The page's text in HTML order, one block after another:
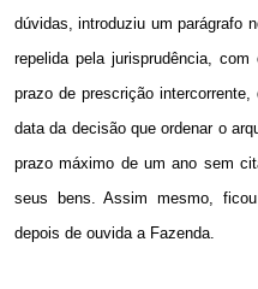
dúvidas, introduziu um parágrafo
repelida pela jurisprudência,
prazo de prescrição
data da decisão que ordenar o
prazo máximo de um ano sem
seus bens. Assim mesmo,
depois de ouvida a Fazenda.